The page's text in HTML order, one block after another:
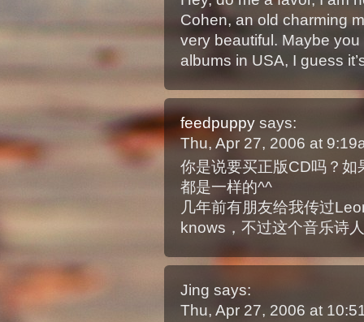
Cohen, an old charming
very beautiful. Maybe
albums in USA, I guess
feedpuppy says:
Thu, Apr 27, 2006 at
你是说要买正版CD吗？
都是一样的^^
几年前有朋友给我传过
knows，不过这个音乐诗
Jing says:
Thu, Apr 27, 2006 at